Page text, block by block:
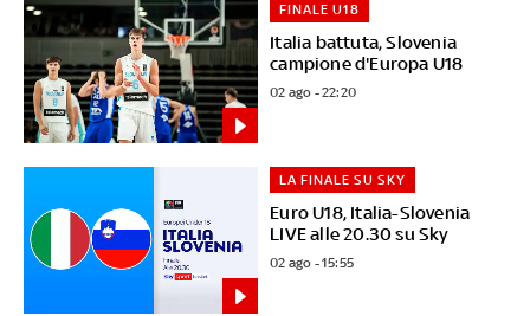
Italia battuta, Slovenia
campione d'Europa U18
FINALE U18
02 ago - 22:20
Euro U18, Italia-Slovenia
LIVE alle 20.30 su Sky
LA FINALE SU SKY
02 ago - 15:55